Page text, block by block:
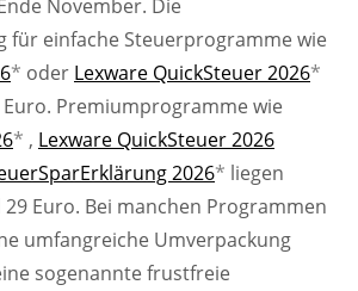
November. Die
für einfache Steuerprogramme wie
* oder Lexware QuickSteuer 2026*
Premiumprogramme wie
* , Lexware QuickSteuer 2026
2026* liegen
Euro. Bei manchen Programmen
umfangreiche Umverpackung
sogenannte frustfreie